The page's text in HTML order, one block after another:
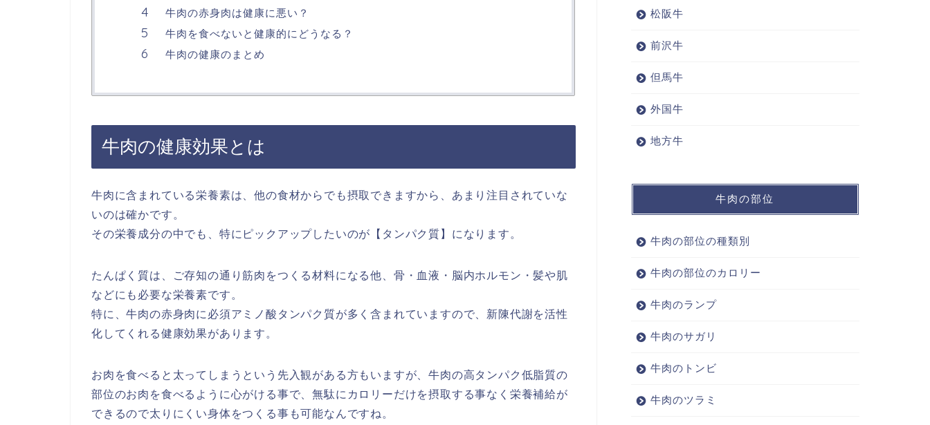
牛肉の赤身肉は健康に悪い？
牛肉を食べないと健康的にどうなる？
牛肉の健康のまとめ
牛肉の健康効果とは
牛肉に含まれている栄養素は、他の食材からでも摂取できますから、あまり注目されていな
いのは確かです。
その栄養成分の中でも、特にピックアップしたいのが【タンパク質】になります。
たんぱく質は、ご存知の通り筋肉をつくる材料になる他、骨・血液・脳内ホルモン・髪や肌
などにも必要な栄養素です。
特に、牛肉の赤身肉に必須アミノ酸タンパク質が多く含まれていますので、新陳代謝を活性
化してくれる健康効果があります。
お肉を食べると太ってしまうという先入観がある方もいますが、牛肉の高タンパク低脂質の
部位のお肉を食べるように心がける事で、無駄にカロリーだけを摂取する事なく栄養補給が
できるので太りにくい身体をつくる事も可能なんですね。
松阪牛
前沢牛
但馬牛
外国牛
地方牛
牛肉の部位
牛肉の部位の種類別
牛肉の部位のカロリー
牛肉のランプ
牛肉のサガリ
牛肉のトンビ
牛肉のツラミ